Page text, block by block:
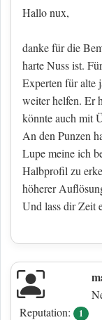
Hallo nux,
danke für die
harte Nuss ist.
Experten für alte
weiter helfen. Er
könnte auch mit
An den Punzen
Lupe meine ich
Halbprofil zu
höherer
Und lass dir Zeit
Reputation:
1